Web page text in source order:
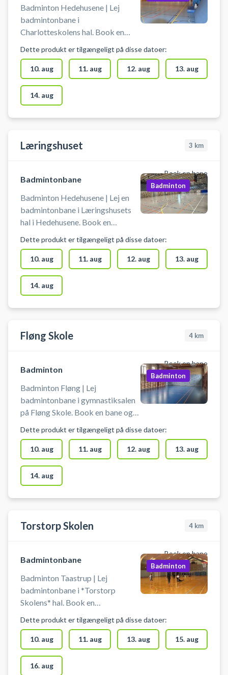
Badminton Hedehusene | Lej
badmintonbane i
Charlotteskolens hal. Book en
i Hedehusene i hallen på
Charlotteskolen. Der er net til
rådighed og mulighed for
omklædning med bad.
Dette produkt er tilgængeligt på disse datoer:
10. aug 11. aug 12. aug 13. aug
14. aug
Læringshuset 3 km
Book en bane
Badmintonbane
Badminton Hedehusene | Lej en
badmintonbane i Læringshusets
hal i Hedehusene. Book en
i Hedehusene. Adgang til skolen
skal foregå via
parkeringskælderen. Indgang sker
via døren bagerst i
parkeringskælderen. Du skal selv
medbringe udstyr som ketsjere og
Badminton
Dette produkt er tilgængeligt på disse datoer:
10. aug 11. aug 12. aug 13. aug
14. aug
Fløng Skole 4 km
Book en bane
Badminton
Badminton Fløng | Lej
badmintonbane i gymnastiksalen
på Fløng Skole. Book en bane og
badmintonbanen i skolens
gymnastiksal. Medbringe selv
udstyr som ketsjere og bolde.
Badminton
Dette produkt er tilgængeligt på disse datoer:
10. aug 11. aug 12. aug 13. aug
14. aug
Torstorp Skolen 4 km
Book en bane
Badmintonbane
Badminton Taastrup | Lej
badmintonbane i *Torstorp
Skolens* hal. Book en
i Taastrup i hallen på Torstorp
Skole. Det er også muligt at leje
hele hallen på Torstorp Skole til
blandt andet fodbold, håndbold
Badminton
Dette produkt er tilgængeligt på disse datoer:
10. aug 11. aug 13. aug 15. aug
16. aug